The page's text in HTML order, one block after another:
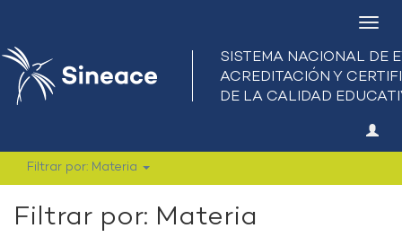
Filtrar por: Materia
Filtrar por: Materia